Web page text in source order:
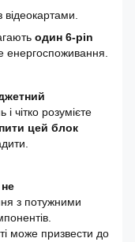
відеокартами.
один 6-pin
енергоспоживання.
чітко розумієте
цей блок
з потужними
може призвести до